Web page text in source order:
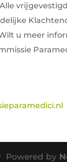
u meer
Powered by